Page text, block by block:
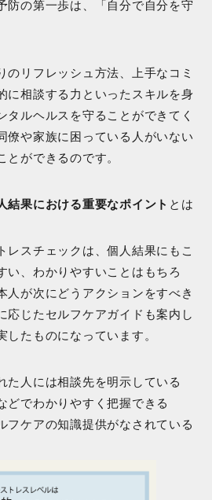
防の第一歩は、「自分で自分を守
のリフレッシュ方法、上手なコミ
に相談する力といったスキルを身
タルヘルスを守ることができてく
僚や家族に困っている人がいない
ができるのです。
果における重要なポイント とは
レスチェックは、個人結果にもこ
い、わかりやすいことはもちろ
人が次にどうアクションをすべき
応じたセルフケアガイドも案内し
たものになっています。
た人には相談先を明示している
どでわかりやすく把握できる
フケアの知識提供がなされている